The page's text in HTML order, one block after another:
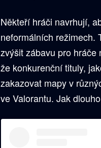
Někteří hráči navrhují,
neformálních režimech.
zvýšit zábavu pro
že konkurenční tituly,
zakazovat mapy v
ve Valorantu. Jak